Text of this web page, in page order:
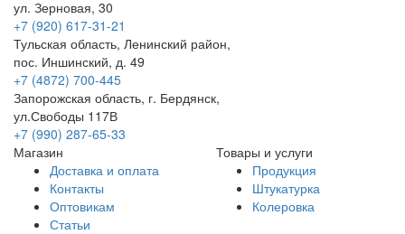
ул. Зерновая, 30
+7 (920) 617-31-21
Тульская область, Ленинский район,
пос. Иншинский, д. 49
+7 (4872) 700-445
Запорожская область, г. Бердянск,
ул.Свободы 117В
+7 (990) 287-65-33
Магазин
Доставка и оплата
Контакты
Оптовикам
Статьи
Товары и услуги
Продукция
Штукатурка
Колеровка